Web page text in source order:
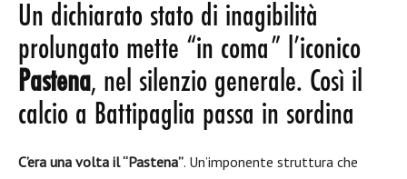
Un dichiarato stato di inagibilità
prolungato mette “in coma” l’iconico
Pastena, nel silenzio generale. Così il
calcio a Battipaglia passa in sordina
C’era una volta il “Pastena”. Un’imponente struttura che